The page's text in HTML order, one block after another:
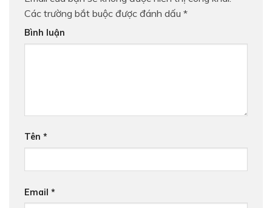
Các trường bắt buộc được đánh dấu *
Bình luận
Tên *
Email *